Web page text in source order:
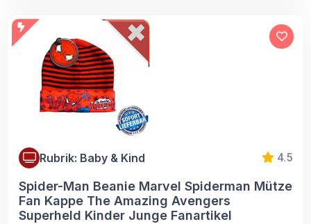
Rubrik: Baby & Kind 4.5
Spider-Man Beanie Marvel Spiderman Mütze
Fan Kappe The Amazing Avengers
Superheld Kinder Junge Fanartikel